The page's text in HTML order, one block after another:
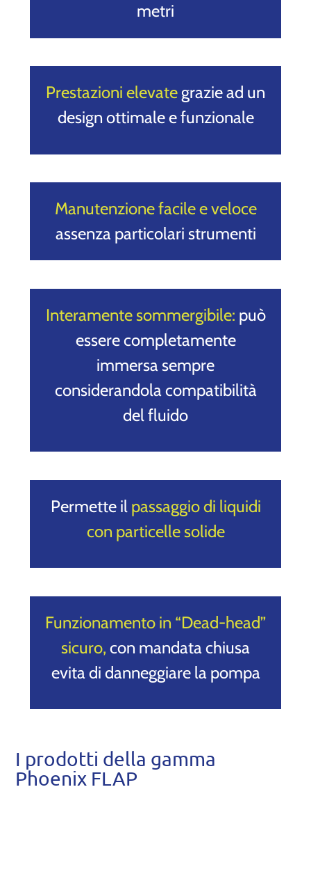
metri
Prestazioni elevategrazie ad un
design ottimale e funzionale
Manutenzione facile e veloce
assenza particolari strumenti
Interamente sommergibile: può
essere completamente
immersa sempre
considerandola compatibilità
del fluido
Permette il passaggio di liquidi
con particelle solide
Funzionamento in “Dead-head”
sicuro, con mandata chiusa
evita di danneggiare la pompa
I prodotti della gamma
Phoenix FLAP